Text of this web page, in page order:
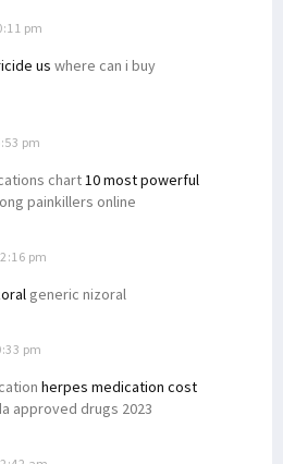
pm
us where can i buy
pm
chart10 most powerful
painkillers online
pm
generic nizoral
pm
herpes medication cost
approved drugs 2023